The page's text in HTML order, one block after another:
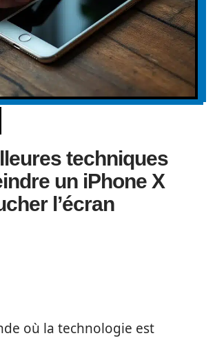
techniques
un iPhone X
l’écran
où la technologie est